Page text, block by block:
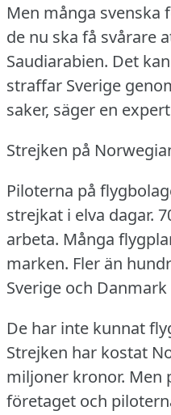
Men många
de nu ska få svårare
Saudiarabien. Det
straffar Sverige
saker, säger en
Strejken på
Piloterna på
strejkat i elva dagar.
arbeta. Många
marken. Fler än
Sverige och
De har inte kunnat
Strejken har kostat
miljoner kronor. Men
företaget och